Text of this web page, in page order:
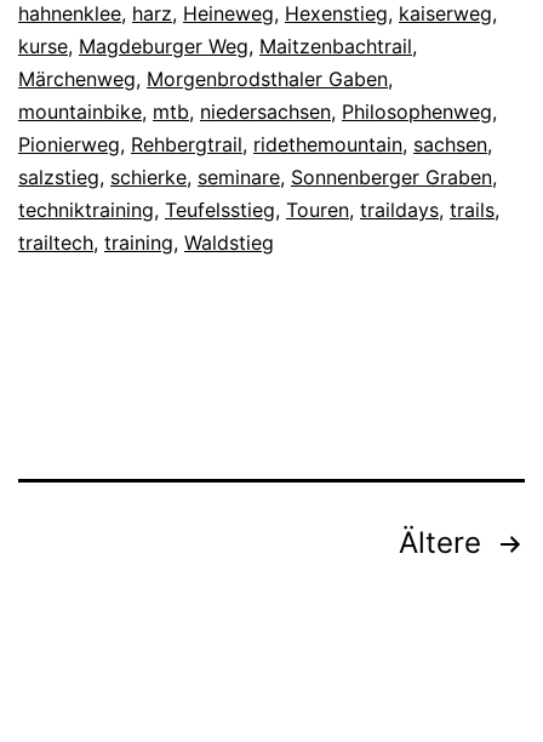
hahnenklee, harz, Heineweg, Hexenstieg, kaiserweg,
kurse, Magdeburger Weg, Maitzenbachtrail,
Märchenweg, Morgenbrodsthaler Gaben,
mountainbike, mtb, niedersachsen, Philosophenweg,
Pionierweg, Rehbergtrail, ridethemountain, sachsen,
salzstieg, schierke, seminare, Sonnenberger Graben,
techniktraining, Teufelsstieg, Touren, traildays, trails,
trailtech, training, Waldstieg
Seitennummerierung
Ältere